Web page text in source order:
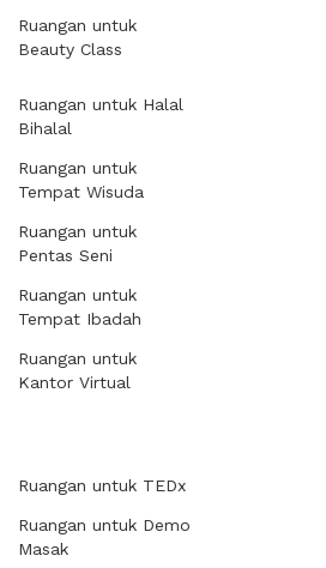
Ruangan untuk
Beauty Class
Ruangan untuk Halal
Bihalal
Ruangan untuk
Tempat Wisuda
Ruangan untuk
Pentas Seni
Ruangan untuk
Tempat Ibadah
Ruangan untuk
Kantor Virtual
Ruangan untuk TEDx
Ruangan untuk Demo
Masak